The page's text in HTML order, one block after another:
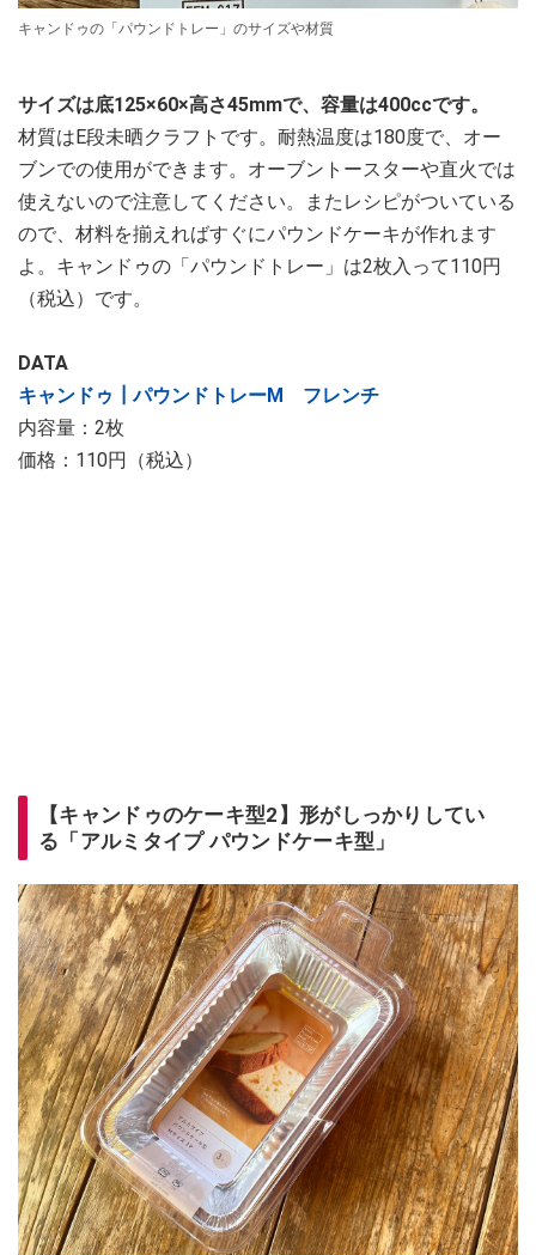
キャンドゥの「パウンドトレー」のサイズや材質
サイズは底125×60×高さ45mmで、容量は400ccです。
材質はE段未晒クラフトです。耐熱温度は180度で、オー
ブンでの使用ができます。オーブントースターや直火では
使えないので注意してください。またレシピがついている
ので、材料を揃えればすぐにパウンドケーキが作れます
よ。キャンドゥの「パウンドトレー」は2枚入って110円
（税込）です。
DATA
キャンドゥ┃パウンドトレーM フレンチ
内容量：2枚
価格：110円（税込）
【キャンドゥのケーキ型2】形がしっかりしてい
る「アルミタイプ パウンドケーキ型」